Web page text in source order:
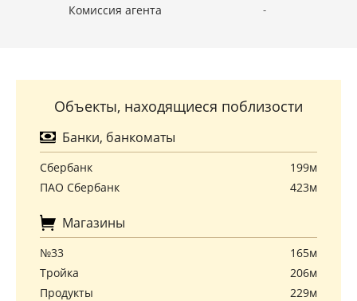
Комиссия агента -
Объекты, находящиеся поблизости
Банки, банкоматы
Сбербанк
199м
ПАО Сбербанк
423м
Магазины
№33
165м
Тройка
206м
Продукты
229м